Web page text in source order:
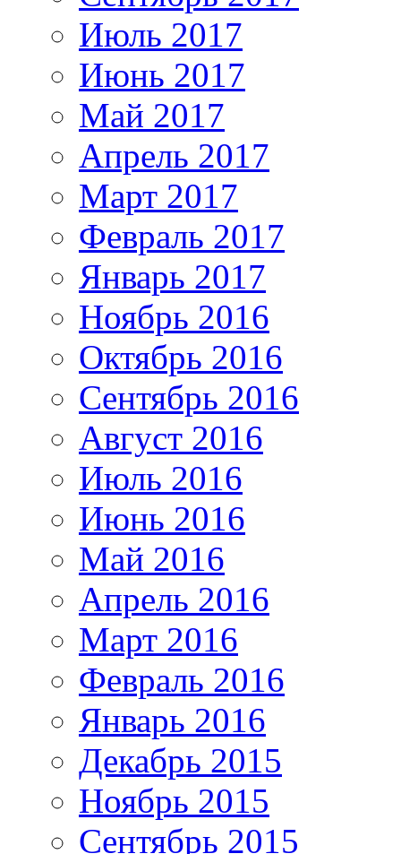
Июль 2017
Июнь 2017
Май 2017
Апрель 2017
Март 2017
Февраль 2017
Январь 2017
Ноябрь 2016
Октябрь 2016
Сентябрь 2016
Август 2016
Июль 2016
Июнь 2016
Май 2016
Апрель 2016
Март 2016
Февраль 2016
Январь 2016
Декабрь 2015
Ноябрь 2015
Сентябрь 2015